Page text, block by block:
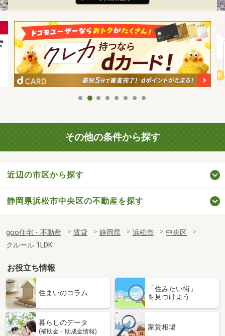
その他の条件から探す
近辺の市区から探す
静岡県浜松市中央区の不動産を探す
goo住宅・不動産 賃貸 静岡県 浜松市
中央区
クルール 1LDK
お役立ち情報
住まいのコラム
「住みたい街」
を見つけよう
暮らしのデータ
(補助金・助成金情報)
家賃相場